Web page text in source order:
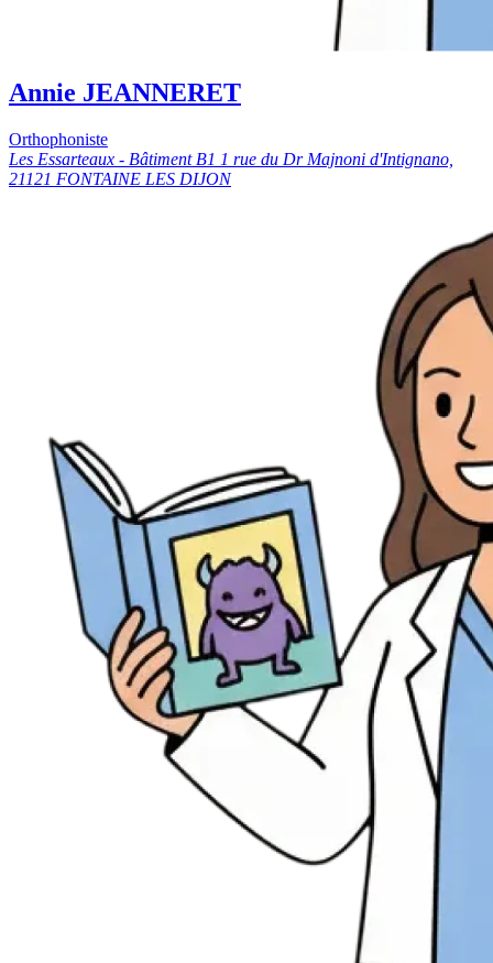
Annie JEANNERET
Orthophoniste
Les Essarteaux - Bâtiment B1 1 rue du Dr Majnoni d'Intignano,
21121 FONTAINE LES DIJON